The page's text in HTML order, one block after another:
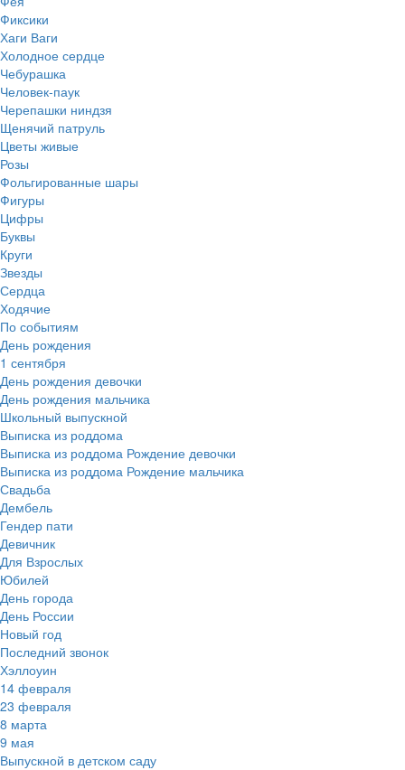
Фиксики
Хаги Ваги
Холодное сердце
Чебурашка
Человек-паук
Черепашки ниндзя
Щенячий патруль
Цветы живые
Розы
Фольгированные шары
Фигуры
Цифры
Буквы
Круги
Звезды
Сердца
Ходячие
По событиям
День рождения
1 сентября
День рождения девочки
День рождения мальчика
Школьный выпускной
Выписка из роддома
Выписка из роддома Рождение девочки
Выписка из роддома Рождение мальчика
Свадьба
Дембель
Гендер пати
Девичник
Для Взрослых
Юбилей
День города
День России
Новый год
Последний звонок
Хэллоуин
14 февраля
23 февраля
8 марта
9 мая
Выпускной в детском саду